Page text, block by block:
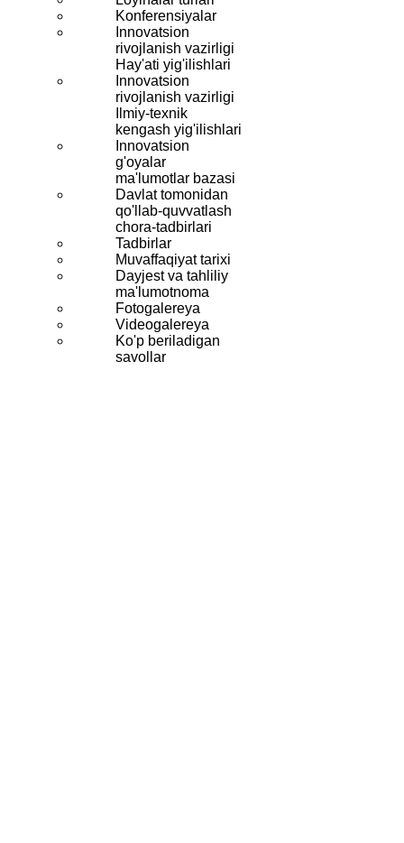
Konferensiyalar
Innovatsion
rivojlanish vazirligi
Hay'ati yig'ilishlari
Innovatsion
rivojlanish vazirligi
Ilmiy-texnik
kengash yig'ilishlari
Innovatsion
g'oyalar
ma'lumotlar bazasi
Davlat tomonidan
qo'llab-quvvatlash
chora-tadbirlari
Tadbirlar
Muvaffaqiyat tarixi
Dayjest va tahliliy
ma'lumotnoma
Fotogalereya
Videogalereya
Ko'p beriladigan
savollar